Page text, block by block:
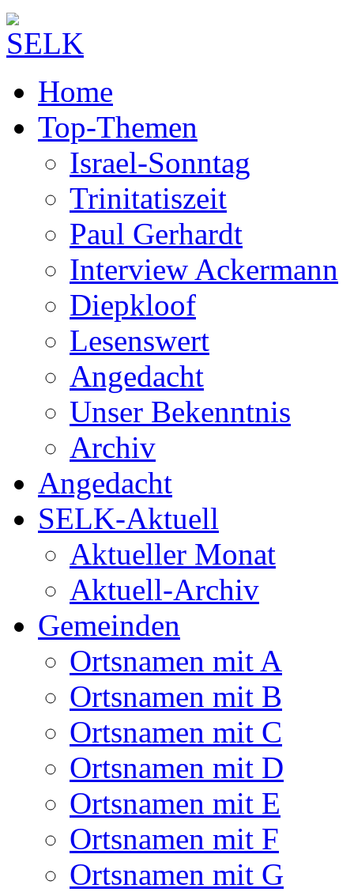
Home
Top-Themen
Israel-Sonntag
Trinitatiszeit
Paul Gerhardt
Interview Ackermann
Diepkloof
Lesenswert
Angedacht
Unser Bekenntnis
Archiv
Angedacht
SELK-Aktuell
Aktueller Monat
Aktuell-Archiv
Gemeinden
Ortsnamen mit A
Ortsnamen mit B
Ortsnamen mit C
Ortsnamen mit D
Ortsnamen mit E
Ortsnamen mit F
Ortsnamen mit G